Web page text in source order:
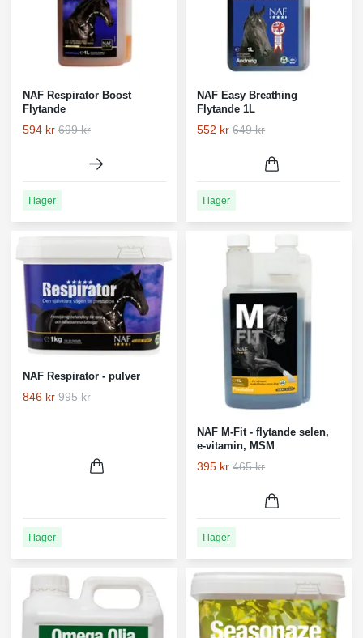
NAF Respirator Boost
Flytande
594 kr 699 kr
I lager
NAF Easy Breathing
Flytande 1L
552 kr 649 kr
I lager
NAF Respirator - pulver
846 kr 995 kr
I lager
NAF M-Fit - flytande selen,
e-vitamin, MSM
395 kr 465 kr
I lager